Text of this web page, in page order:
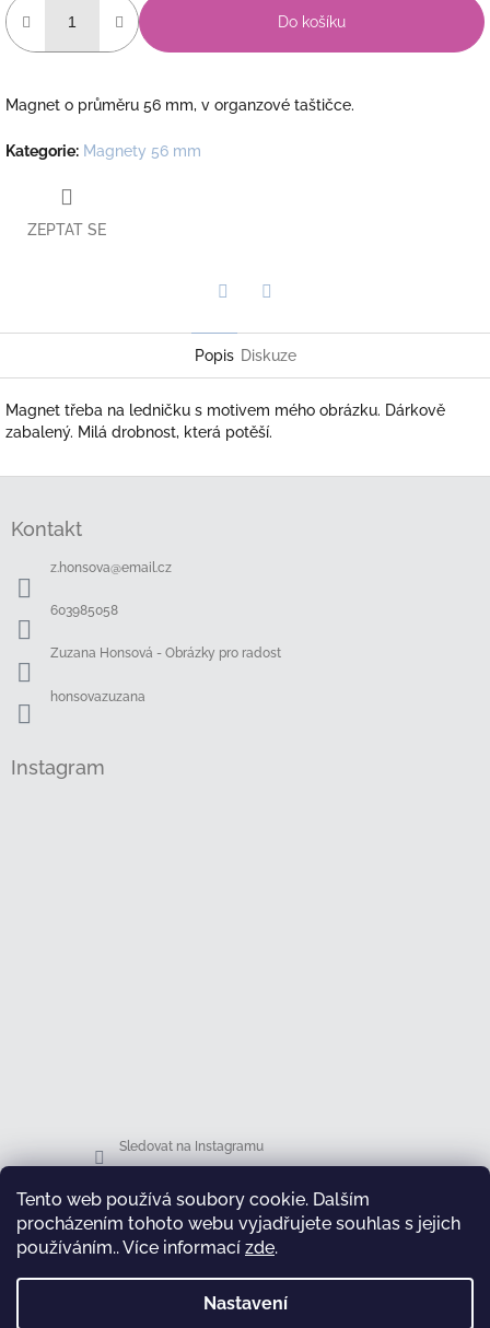
Tento web používá soubory cookie. Dalším
procházením tohoto webu vyjadřujete souhlas s jejich
používáním.. Více informací zde.
Nastavení
Do košíku
Magnet o průměru 56 mm, v organzové taštičce.
Kategorie: Magnety 56 mm
ZEPTAT SE
Popis Diskuze
Magnet třeba na ledničku s motivem mého obrázku. Dárkově
zabalený. Milá drobnost, která potěší.
Kontakt
z.honsova@email.cz
603985058
Zuzana Honsová - Obrázky pro radost
honsovazuzana
Instagram
Sledovat na Instagramu
Facebook
test